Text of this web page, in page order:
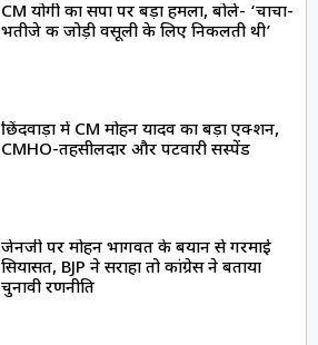
CM योगी का सपा पर बड़ा हमला, बोले- ‘चाचा-
भतीजे की जोड़ी वसूली के लिए निकलती थी’
छिंदवाड़ा में CM मोहन यादव का बड़ा एक्शन,
CMHO-तहसीलदार और पटवारी सस्पेंड
जेनजी पर मोहन भागवत के बयान से गरमाई
सियासत, BJP ने सराहा तो कांग्रेस ने बताया
चुनावी रणनीति